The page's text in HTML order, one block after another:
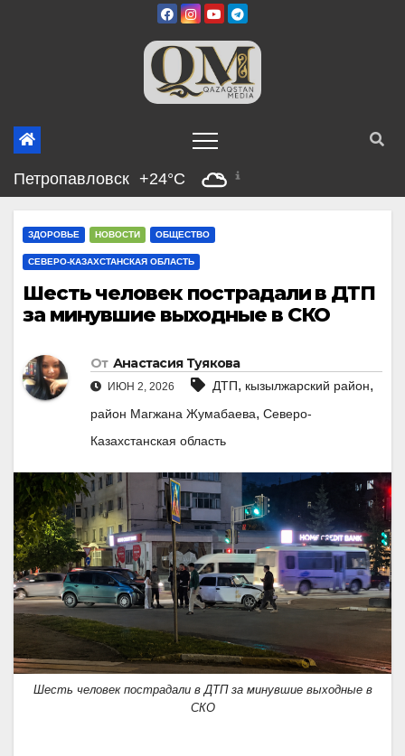
Петропавловск +24°C
ЗДОРОВЬЕ НОВОСТИ ОБЩЕСТВО
СЕВЕРО-КАЗАХСТАНСКАЯ ОБЛАСТЬ
Шесть человек пострадали в ДТП
за минувшие выходные в СКО
От Анастасия Туякова
ИЮН 2, 2026 ДТП, кызылжарский район,
район Магжана Жумабаева, Северо-
Казахстанская область
Шесть человек пострадали в ДТП за минувшие выходные в
СКО